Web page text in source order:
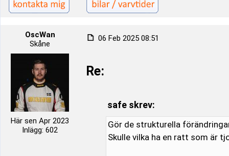
OscWan
Skåne
Här sen Apr 2023
Inlägg: 602
06 Feb 2025 08:51
Re:
safe skrev:
Gör de strukturella
Skulle vilka ha en ratt som är